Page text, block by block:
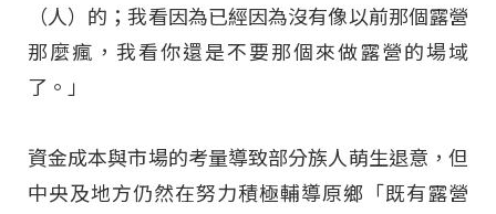
（人）的；我看因為已經因為沒有像以前那個露營
那麼瘋，我看你還是不要那個來做露營的場域
了。」
資金成本與市場的考量導致部分族人萌生退意，但
中央及地方仍然在努力積極輔導原鄉「既有露營